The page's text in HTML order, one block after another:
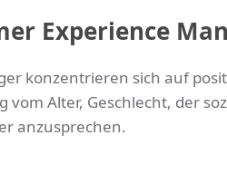
Experience
konzentrieren sich auf
vom Alter, Geschlecht, der
anzusprechen.